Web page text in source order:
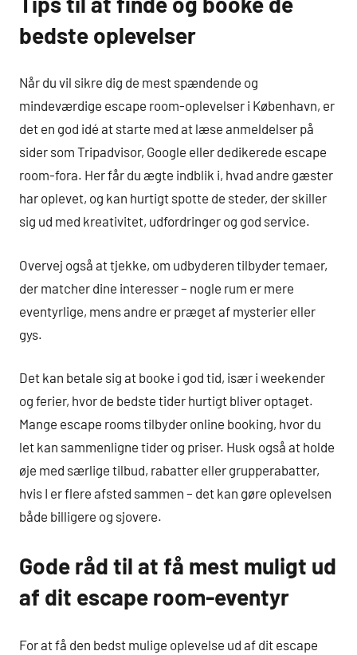
bedste oplevelser
Når du vil sikre dig de mest spændende og
mindeværdige escape room-oplevelser i København, er
det en god idé at starte med at læse anmeldelser på
sider som Tripadvisor, Google eller dedikerede escape
room-fora. Her får du ægte indblik i, hvad andre gæster
har oplevet, og kan hurtigt spotte de steder, der skiller
sig ud med kreativitet, udfordringer og god service.
Overvej også at tjekke, om udbyderen tilbyder temaer,
der matcher dine interesser – nogle rum er mere
eventyrlige, mens andre er præget af mysterier eller
gys.
Det kan betale sig at booke i god tid, især i weekender
og ferier, hvor de bedste tider hurtigt bliver optaget.
Mange escape rooms tilbyder online booking, hvor du
let kan sammenligne tider og priser. Husk også at holde
øje med særlige tilbud, rabatter eller grupperabatter,
hvis I er flere afsted sammen – det kan gøre oplevelsen
både billigere og sjovere.
Gode råd til at få mest muligt ud
af dit escape room-eventyr
For at få den bedst mulige oplevelse ud af dit escape